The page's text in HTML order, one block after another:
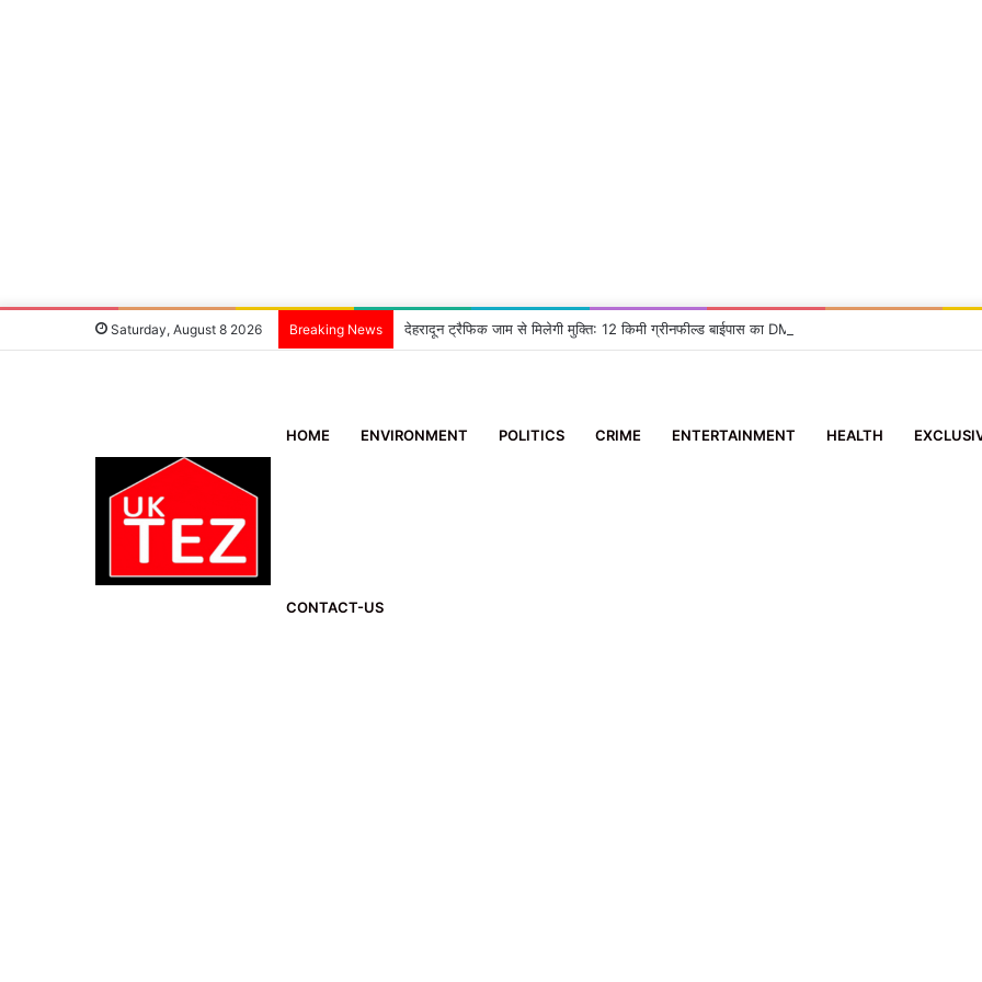
Saturday, August 8 2026 Breaking News देहरादून ट्रैफिक जाम से मिलेगी मुक्ति: 12 किमी ग्रीनफील्ड बाईपास का DM ने किया निरीक्षण, दिए सख्त निर्देश
HOME ENVIRONMENT POLITICS CRIME ENTERTAINMENT HEALTH
CONTACT-US